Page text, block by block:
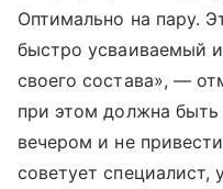
Оптимально на пару.
быстро усваиваемый
своего состава», —
при этом должна
вечером и не
советует специалист,